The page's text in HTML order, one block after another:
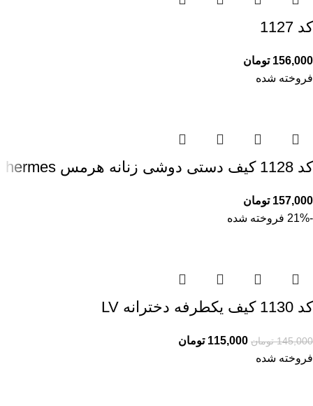
کد 1127
156,000 تومان
فروخته شده
کد 1128 کیف دستی دوشی زنانه هرمس hermes
157,000 تومان
-21%
فروخته شده
کد 1130 کیف یکطرفه دخترانه LV
145,000 تومان 115,000 تومان
فروخته شده